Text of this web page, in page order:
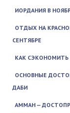
ИОРДАНИЯ В
ОТДЫХ НА
СЕНТЯБРЕ
КАК СЭКОНОМИТЬ
ОСНОВНЫЕ
ДАБИ
АММАН —